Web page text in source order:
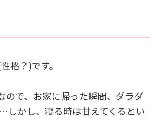
格？)です。
で、お家に帰った瞬間、ダラダ
しかし、寝る時は甘えてくるとい